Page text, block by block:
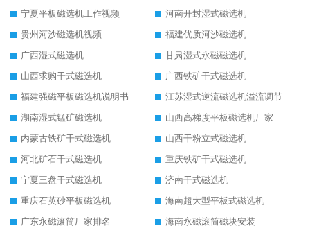
宁夏平板磁选机工作视频
河南开封湿式磁选机
贵州河沙磁选机视频
福建优质河沙磁选机
广西湿式磁选机
甘肃湿式永磁磁选机
山西求购干式磁选机
广西铁矿干式磁选机
福建强磁平板磁选机说明书
江苏湿式逆流磁选机溢流调节
湖南湿式锰矿磁选机
山西高梯度平板磁选机厂家
内蒙古铁矿干式磁选机
山西干粉立式磁选机
河北矿石干式磁选机
重庆铁矿干式磁选机
宁夏三盘干式磁选机
济南干式磁选机
重庆石英砂平板磁选机
海南超大型平板式磁选机
广东永磁滚筒厂家排名
海南永磁滚筒磁块安装